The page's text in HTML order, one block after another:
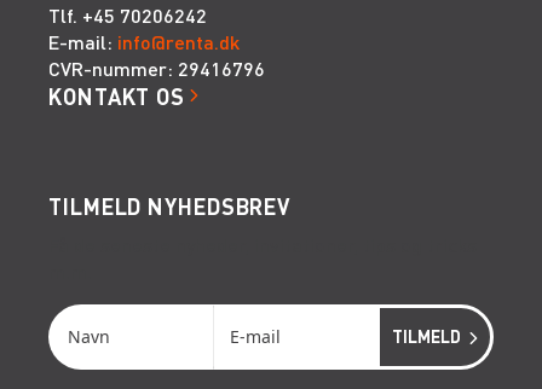
Tlf. +45 70206242
E-mail: info@renta.dk
CVR-nummer: 29416796
KONTAKT OS
TILMELD NYHEDSBREV